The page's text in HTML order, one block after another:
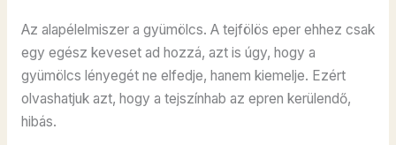
Az alapélelmiszer a gyümölcs. A tejfölös eper ehhez csak
egy egész keveset ad hozzá, azt is úgy, hogy a
gyümölcs lényegét ne elfedje, hanem kiemelje. Ezért
olvashatjuk azt, hogy a tejszínhab az epren kerülendő,
hibás.